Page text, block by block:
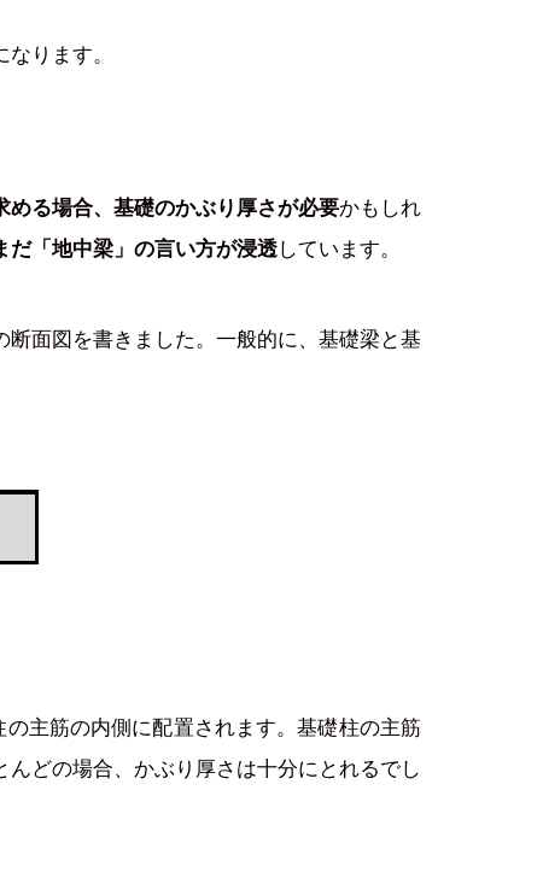
ります。
る場合、基礎のかぶり厚さが必要かもしれ
だ「地中梁」の言い方が浸透しています。
面図を書きました。一般的に、基礎梁と基
主筋の内側に配置されます。基礎柱の主筋
どの場合、かぶり厚さは十分にとれるでし